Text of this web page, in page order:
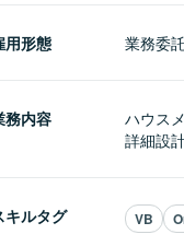
用形態 業務委
務内容
ハウス
詳細設
キルタグ VB